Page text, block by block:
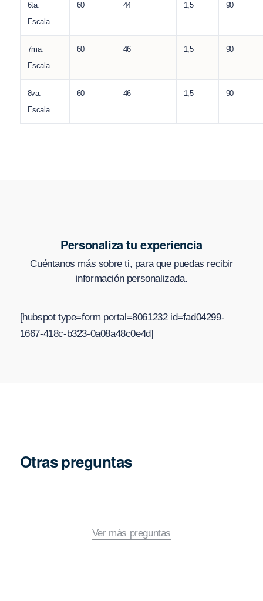
6ta.
Escala
60 44 1,5 90
7ma.
Escala
60 46 1,5 90
8va.
Escala
60 46 1,5 90
Personaliza tu experiencia
Cuéntanos más sobre ti, para que puedas recibir
información personalizada.
[hubspot type=form portal=8061232 id=fad04299-
1667-418c-b323-0a08a48c0e4d]
Otras preguntas
Ver más preguntas